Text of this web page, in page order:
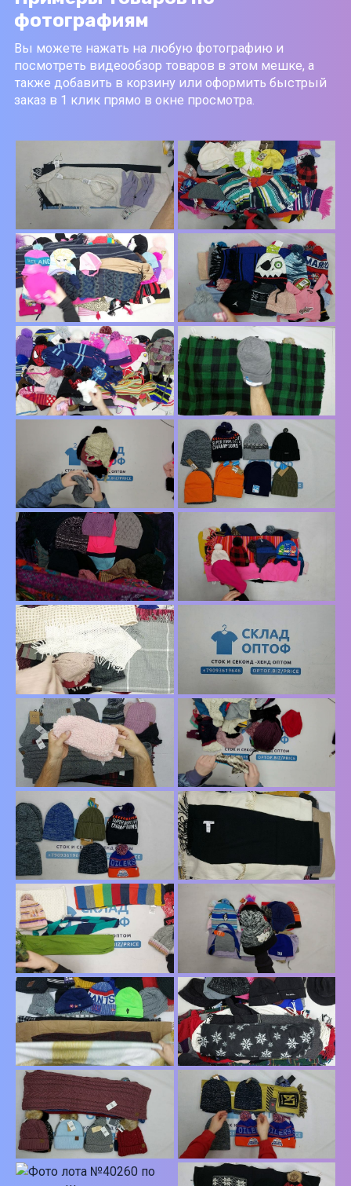
фотографиям
Вы можете нажать на любую фотографию и
посмотреть видеообзор товаров в этом мешке, а
также добавить в корзину или оформить быстрый
заказ в 1 клик прямо в окне просмотра.